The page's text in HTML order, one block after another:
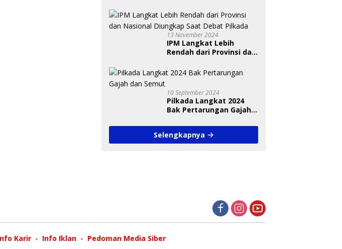
Pemilih
13 November 2024
IPM Langkat Lebih
Rendah dari Provinsi dan
Debat Pilkada
10 September 2024
Pilkada Langkat 2024
Bak Pertarungan Gajah
Selengkapnya
Karir Info Iklan
Pedoman Media Siber